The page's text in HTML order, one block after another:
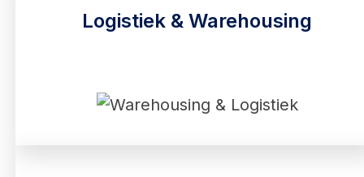
Logistiek & Warehousing